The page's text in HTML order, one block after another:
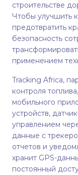
строительстве
Чтобы улучшить
предотвратить
безопасность
применением
Tracking Africa,
контроля
мобильного
устройств,
управлением
данные с
отчетов и
хранит GPS-
постоянный